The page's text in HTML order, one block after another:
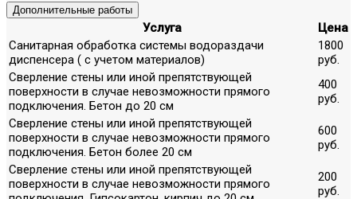
Дополнительные работы
Услуга
Цена
Санитарная обработка системы водораздачи
диспенсера ( с учетом материалов)
1800
руб.
Сверление стены или иной препятствующей
поверхности в случае невозможности прямого
подключения. Бетон до 20 см
400
руб.
Сверление стены или иной препятствующей
поверхности в случае невозможности прямого
подключения. Бетон более 20 см
600
руб.
Сверление стены или иной препятствующей
поверхности в случае невозможности прямого
200
руб.